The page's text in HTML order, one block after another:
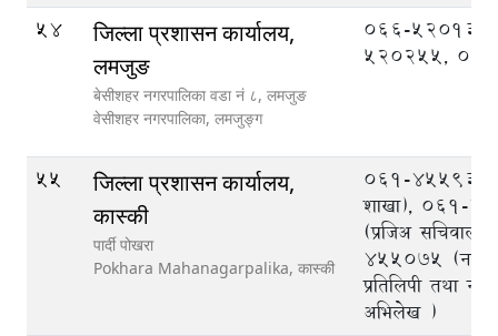
54
जिल्ला प्रशासन कार्यालय,
लमजुङ
बेसीशहर नगरपालिका वडा नं ८, लमजुङ
वेसीशहर नगरपालिका, लमजुङ्ग
066-
520255,
55
जिल्ला प्रशासन कार्यालय,
कास्की
पार्दी पोखरा
Pokhara Mahanagarpalika, कास्की
061-455936
शाखा), 061-
(प्रजिअ
455075
प्रतिलिपी तथा
अभिलेख )